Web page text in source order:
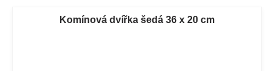
Komínová dvířka šedá 36 x 20 cm